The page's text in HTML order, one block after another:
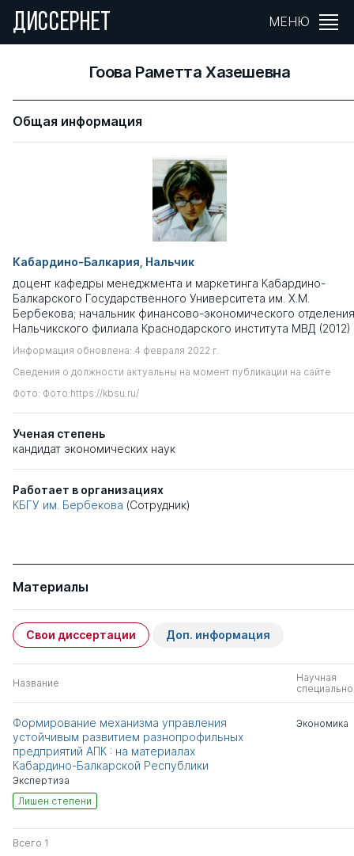
ДИССЕРНЕТ МЕНЮ
Гоова Раметта Хазешевна
Общая информация
Кабардино-Балкария, Нальчик
доцент кафедры менеджмента и маркетинга Кабардино-
Балкарского Государственного Университета им. Х.М.
Бербекова; начальник финансово-экономического отделения
Нальчикского филиала Краснодарского института МВД (2012)
Информация обновлена: 4 февраля 2022 г.
Сведения о должности актуальны на момент публикации на сайте
Фото: Фото:https://kbsu.ru/
Ученая степень
кандидат экономических наук
Работает в организациях
КБГУ им. Бербекова (Сотрудник)
Материалы
Свои диссертации Доп. информация
Название
Научная
Формирование механизма управления
устойчивым развитием разнопрофильных
предприятий АПК : на материалах
Кабардино-Балкарской Республики
Экспертиза
Лишен степени
Экономика
Всего 1